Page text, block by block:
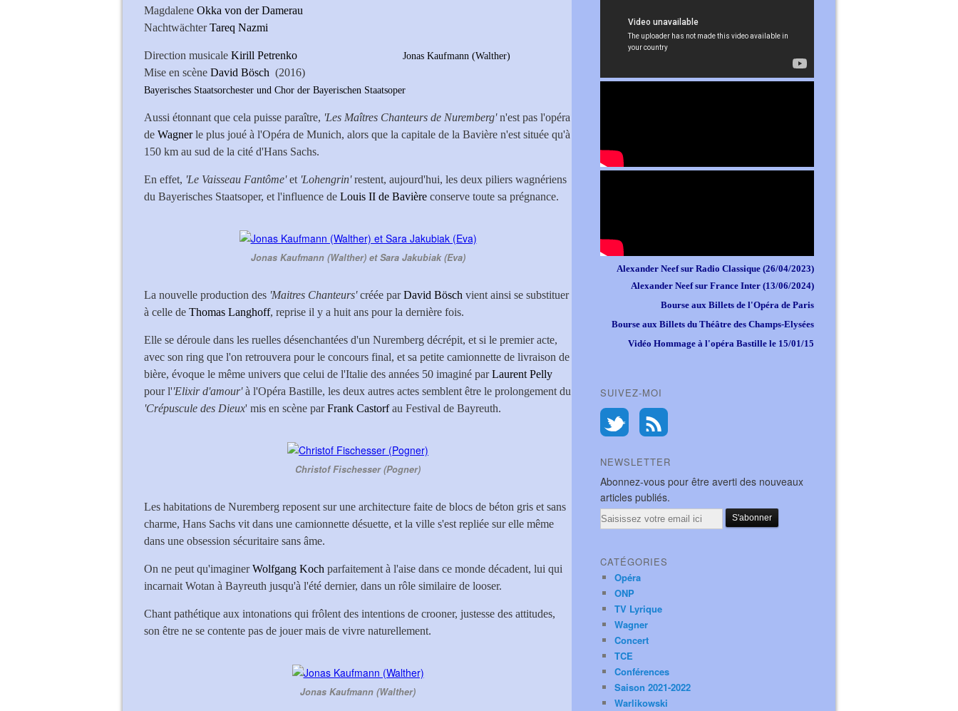
Magdalene Okka von der Damerau
NachtwächterTareq Nazmi
Direction musicale Kirill Petrenko Jonas Kaufmann (Walther)
Mise en scène David Bösch (2016)
Bayerisches Staatsorchester und Chor der Bayerischen Staatsoper
Aussi étonnant que cela puisse paraître, 'Les Maîtres Chanteurs de Nuremberg'n'est pas l'opéra
de Wagnerle plus joué à l'Opéra de Munich, alors que la capitale de la Bavière n'est située qu'à
150 km au sud de la cité d'Hans Sachs.
En effet, 'Le Vaisseau Fantôme'et 'Lohengrin'restent, aujourd'hui, les deux piliers wagnériens
du Bayerisches Staatsoper, et l'influence de Louis II de Bavière conserve toute sa prégnance.
Jonas Kaufmann (Walther) et Sara Jakubiak (Eva)
La nouvelle production des 'Maitres Chanteurs'créée parDavid Bösch vient ainsi se substituer
à celle de Thomas Langhoff, reprise il y a huit ans pour la dernière fois.
Elle se déroule dans les ruelles désenchantées d'un Nuremberg décrépit, et si le premier acte,
avec son ring que l'on retrouvera pour le concours final, et sa petite camionnette de livraison de
bière, évoque le même univers que celui de l'Italie des années 50 imaginé parLaurent Pelly
pour l''Elixir d'amour'à l'Opéra Bastille, les deux autres actes semblent être le prolongement du
'Crépuscule des Dieux' mis en scène parFrank Castorfau Festival de Bayreuth.
Christof Fischesser (Pogner)
Les habitations de Nuremberg reposent sur une architecture faite de blocs de béton gris et sans
charme, Hans Sachs vit dans une camionnette désuette, et la ville s'est repliée sur elle même
dans une obsession sécuritaire sans âme.
On ne peut qu'imaginerWolfgang Koch parfaitement à l'aise dans ce monde décadent, lui qui
incarnait Wotan à Bayreuth jusqu'à l'été dernier, dans un rôle similaire de looser.
Chant pathétique aux intonations qui frôlent des intentions de crooner, justesse des attitudes,
son être ne se contente pas de jouer mais de vivre naturellement.
Jonas Kaufmann (Walther)
Alexander Neef sur Radio Classique (26/04/2023)
Alexander Neef sur France Inter (13/06/2024)
Bourse aux Billets de l'Opéra de Paris
Bourse aux Billets du Théâtre des Champs-Elysées
Vidéo Hommage à l'opéra Bastille le 15/01/15
SUIVEZ-MOI
NEWSLETTER
Abonnez-vous pour être averti des nouveaux
articles publiés.
Email
CATÉGORIES
Opéra
ONP
TV Lyrique
Wagner
Concert
TCE
Conférences
Saison 2021-2022
Warlikowski